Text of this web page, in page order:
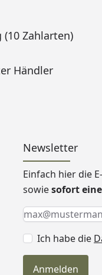
(10 Zahlarten)
Händler
Newsletter
Einfach hier die
sowiesofort
Keine Eingabe
Eingabe
E-Mail *
Ich habe die
Anmelden